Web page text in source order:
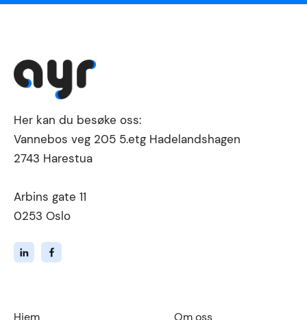
Her kan du besøke oss:
Vannebos veg 205 5.etg Hadelandshagen
2743 Harestua
Arbins gate 11
0253 Oslo